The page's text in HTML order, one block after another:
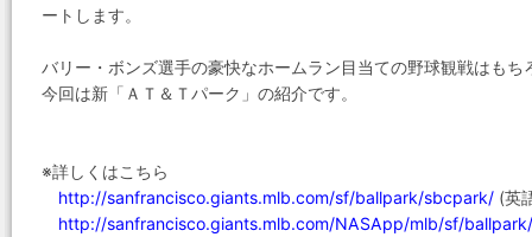
ートします。
バリー・ボンズ選手の豪快なホームラン目当ての野球観戦はも
今回は新「ＡＴ＆Ｔパーク」の紹介です。
※詳しくはこちら
http://sanfrancisco.giants.mlb.com/sf/ballpark/sbcpark/ (英
http://sanfrancisco.giants.mlb.com/NASApp/mlb/sf/